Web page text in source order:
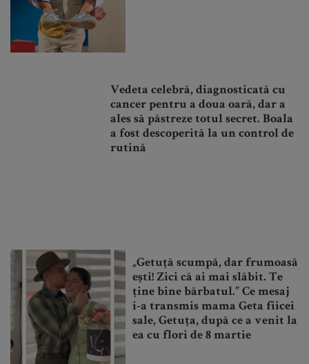
Vedeta celebră, diagnosticată cu
cancer pentru a doua oară, dar a
ales să păstreze totul secret. Boala
a fost descoperită la un control de
rutină
„Getuță scumpă, dar frumoasă
ești! Zici că ai mai slăbit. Te
ține bine bărbatul.” Ce mesaj
i-a transmis mama Geta fiicei
sale, Getuța, după ce a venit la
ea cu flori de 8 martie